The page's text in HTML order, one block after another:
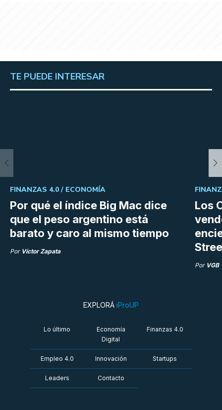
TE PUEDE INTERESAR
Por qué el índice Big Mac dice
que el peso argentino está
barato y caro al mismo tiempo
FINANZAS 4.0 / ECONOMÍA
Por Víctor Zapata
Los
Por VGB
EXPLORÁ iProUP
Lo último
Economía
Digital
Finanzas 4.0
Empleo 4.0 Innovación Startups
Leaders Contacto